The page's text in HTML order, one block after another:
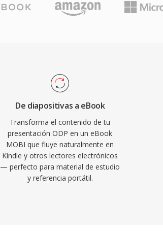
De diapositivas a eBook
Transforma el contenido de tu
presentación ODP en un eBook
MOBI que fluye naturalmente en
Kindle y otros lectores electrónicos
— perfecto para material de estudio
y referencia portátil.